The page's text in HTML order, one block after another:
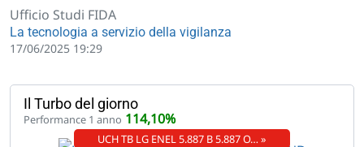
Ufficio Studi FIDA
La tecnologia a servizio della vigilanza
17/06/2025 19:29
Il Turbo del giorno
Performance 1 anno 114,10%
UCH TB LG ENEL 5.887 B 5.887 O… »